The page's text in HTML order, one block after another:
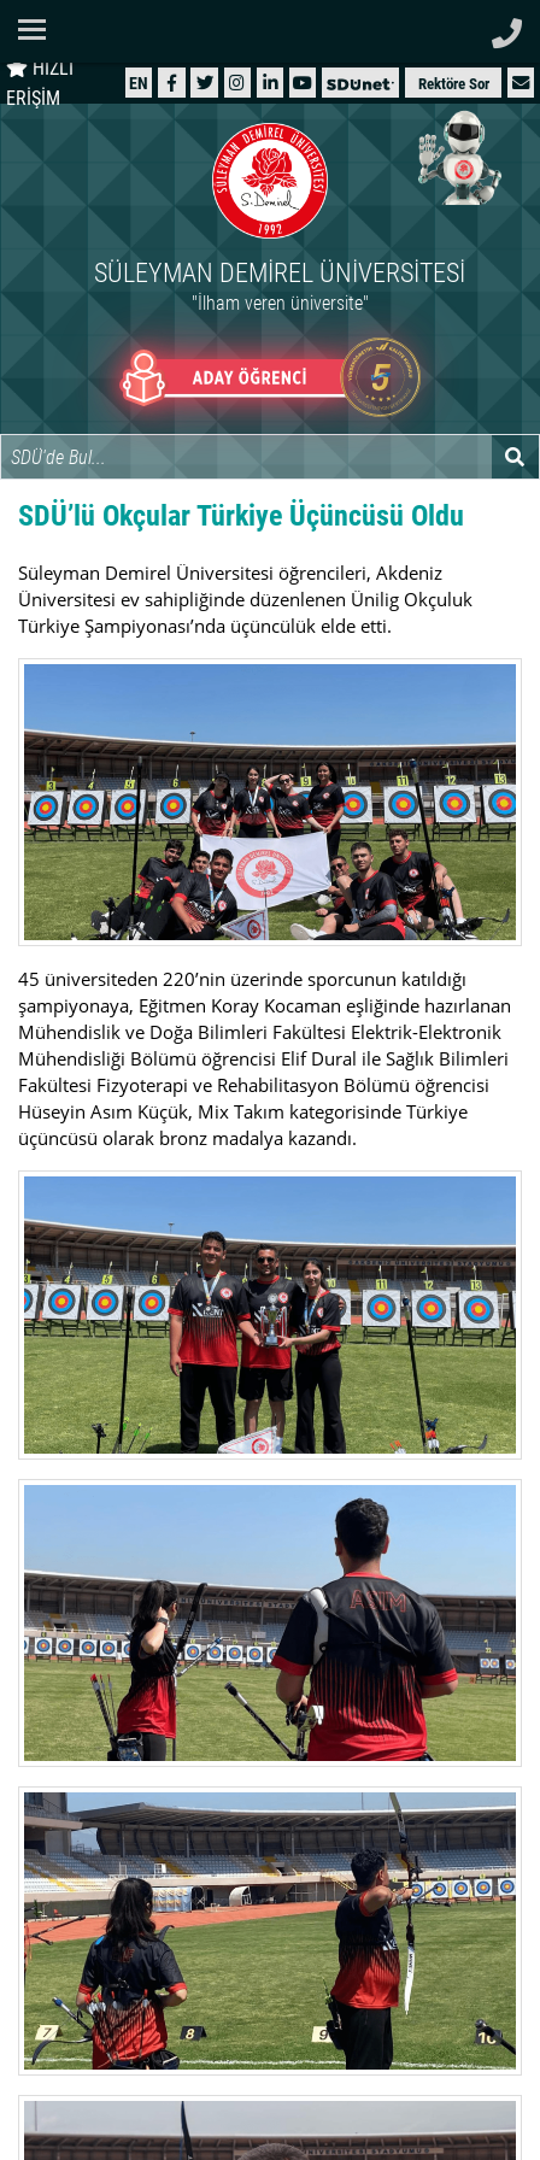
HIZLI
ERİŞİM
EN Rektöre Sor
SÜLEYMAN DEMIREL ÜNIVERSITESI
"İlham veren üniversite"
ÜNİVERSİTEMİZ
İDARİ
ARAŞTIRMA
INTERNATIONAL
SDÜ’lü Okçular Türkiye Üçüncüsü Oldu
Süleyman Demirel Üniversitesi öğrencileri, Akdeniz
Üniversitesi ev sahipliğinde düzenlenen Ünilig Okçuluk
Türkiye Şampiyonası’nda üçüncülük elde etti.
45 üniversiteden 220’nin üzerinde sporcunun katıldığı
şampiyonaya, Eğitmen Koray Kocaman eşliğinde hazırlanan
Mühendislik ve Doğa Bilimleri Fakültesi Elektrik-Elektronik
Mühendisliği Bölümü öğrencisi Elif Dural ile Sağlık Bilimleri
Fakültesi Fizyoterapi ve Rehabilitasyon Bölümü öğrencisi
Hüseyin Asım Küçük, Mix Takım kategorisinde Türkiye
üçüncüsü olarak bronz madalya kazandı.